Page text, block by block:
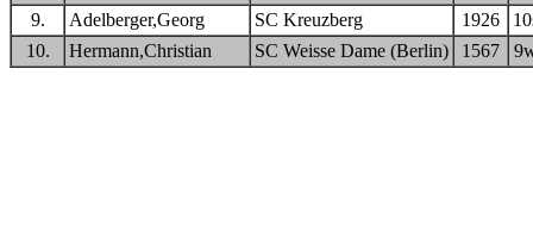
9.
Adelberger,Georg SC Kreuzberg 1926
10.
Hermann,Christian SC Weisse Dame (Berlin) 1567